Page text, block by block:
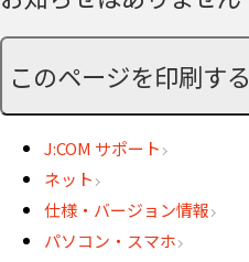
このページを印刷する
J:COM サポート
ネット
仕様・バージョン情報
パソコン・スマホ